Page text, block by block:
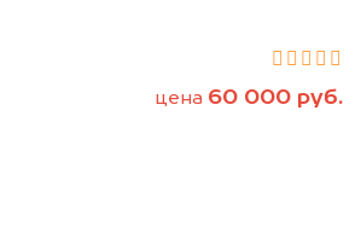
цена 60 000 руб.